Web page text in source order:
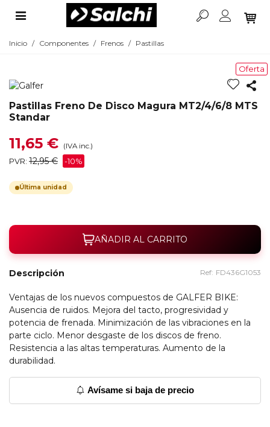
Inicio / Componentes / Frenos / Pastillas
Oferta
Pastillas Freno De Disco Magura MT2/4/6/8 MTS
Standar
11,65 € (IVA inc.)
PVR: 12,95 € -10%
Última unidad
AÑADIR AL CARRITO
Descripción Ref: FD436G1053
Ventajas de los nuevos compuestos de GALFER BIKE:
Ausencia de ruidos. Mejora del tacto, progresividad y
potencia de frenada. Minimización de las vibraciones en la
parte ciclo. Menor desgaste de los discos de freno.
Resistencia a las altas temperaturas. Aumento de la
durabilidad.
Avísame si baja de precio